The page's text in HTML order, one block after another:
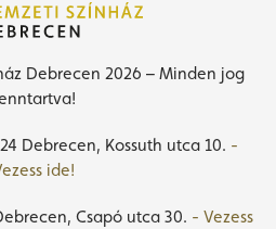
Debrecen 2026 – Minden jog
Debrecen, Kossuth utca 10. -
ide!
Csapó utca 30. - Vezess